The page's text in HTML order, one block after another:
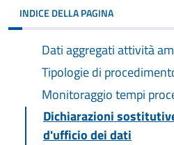
INDICE DELLA PAGINA
Dati aggregati attività
Tipologie di
Monitoraggio tempi
Dichiarazioni
d'ufficio dei dati